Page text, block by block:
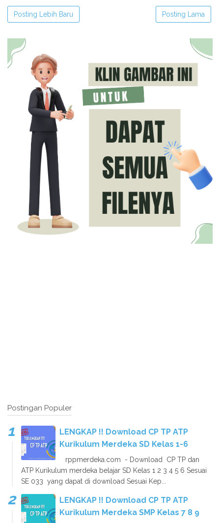
Posting Lebih Baru Posting Lama
Postingan Populer
LENGKAP !! Download CP TP ATP
Kurikulum Merdeka SD Kelas 1-6
rppmerdeka.com - Download CP TP dan
ATP Kurikulum merdeka belajar SD Kelas 1 2 3 4 5 6 Sesuai
SE 033 yang dapat di download Sesuai Kep...
LENGKAP !! Download CP TP ATP
Kurikulum Merdeka SMP Kelas 7 8 9